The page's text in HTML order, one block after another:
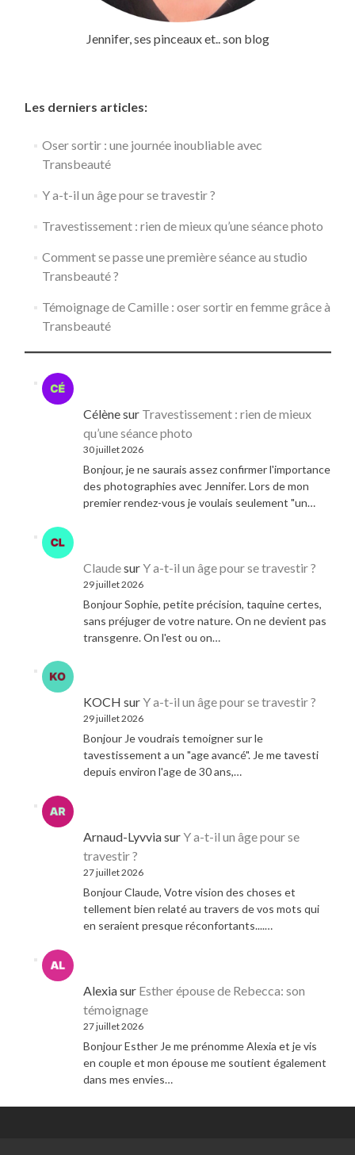
Jennifer, ses pinceaux et.. son blog
Les derniers articles:
Oser sortir : une journée inoubliable avec
Transbeauté
Y a-t-il un âge pour se travestir ?
Travestissement : rien de mieux qu’une séance photo
Comment se passe une première séance au studio
Transbeauté ?
Témoignage de Camille : oser sortir en femme grâce à
Transbeauté
Célènesur Travestissement : rien de mieux
qu’une séance photo
30 juillet 2026
Bonjour, je ne saurais assez confirmer l'importance
des photographies avec Jennifer. Lors de mon
premier rendez-vous je voulais seulement "un…
ClaudesurY a-t-il un âge pour se travestir ?
29 juillet 2026
Bonjour Sophie, petite précision, taquine certes,
sans préjuger de votre nature. On ne devient pas
transgenre. On l'est ou on…
KOCH surY a-t-il un âge pour se travestir ?
29 juillet 2026
Bonjour Je voudrais temoigner sur le
tavestissement a un "age avancé". Je me tavesti
depuis environ l'age de 30 ans,…
Arnaud-LyvviasurY a-t-il un âge pour se
travestir ?
27 juillet 2026
Bonjour Claude, Votre vision des choses et
tellement bien relaté au travers de vos mots qui
en seraient presque réconfortants....…
Alexiasur Esther épouse de Rebecca: son
témoignage
27 juillet 2026
Bonjour Esther Je me prénomme Alexia et je vis
en couple et mon épouse me soutient également
dans mes envies…